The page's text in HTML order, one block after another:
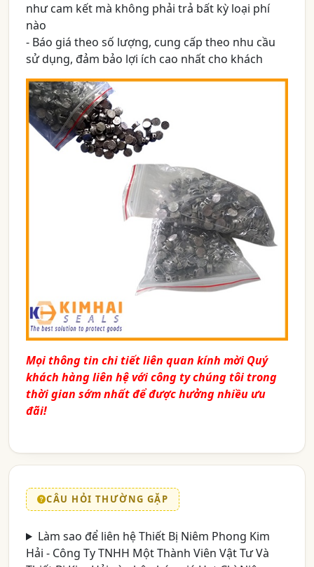
như cam kết mà không phải trả bất kỳ loại phí
nào
- Báo giá theo số lượng, cung cấp theo nhu cầu
sử dụng, đảm bảo lợi ích cao nhất cho khách
Mọi thông tin chi tiết liên quan kính mời Quý
khách hàng liên hệ với công ty chúng tôi trong
thời gian sớm nhất để được hưởng nhiều ưu
đãi!
CÂU HỎI THƯỜNG GẶP
Làm sao để liên hệ Thiết Bị Niêm Phong Kim
Hải - Công Ty TNHH Một Thành Viên Vật Tư Và